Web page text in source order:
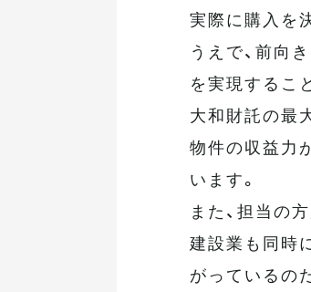
実際に購入を
うえで、前向
を実現するこ
大和財託の最
物件の収益力
います。
また、担当の
建設業も同時
がっているの